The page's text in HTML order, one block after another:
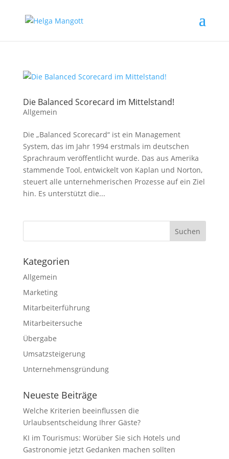
Die Balanced Scorecard im Mittelstand!
Allgemein
Die „Balanced Scorecard“ ist ein Management
System, das im Jahr 1994 erstmals im deutschen
Sprachraum veröffentlicht wurde. Das aus Amerika
stammende Tool, entwickelt von Kaplan und Norton,
steuert alle unternehmerischen Prozesse auf ein Ziel
hin. Es unterstützt die...
Kategorien
Allgemein
Marketing
Mitarbeiterführung
Mitarbeitersuche
Übergabe
Umsatzsteigerung
Unternehmensgründung
Neueste Beiträge
Welche Kriterien beeinflussen die
Urlaubsentscheidung Ihrer Gäste?
KI im Tourismus: Worüber Sie sich Hotels und
Gastronomie jetzt Gedanken machen sollten